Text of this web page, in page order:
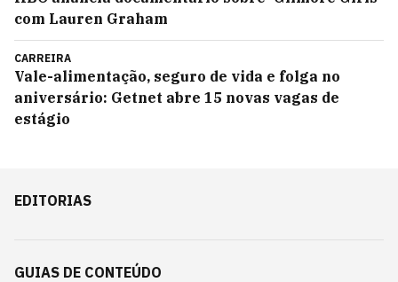
com Lauren Graham
CARREIRA
Vale-alimentação, seguro de vida e folga no
aniversário: Getnet abre 15 novas vagas de
estágio
EDITORIAS
GUIAS DE CONTEÚDO